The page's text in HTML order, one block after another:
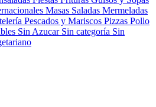
Masas Saladas Mermeladas
Pescados y Mariscos Pizzas Pollo
Sin Azucar Sin categoría Sin